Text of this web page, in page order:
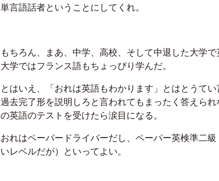
単言語話者ということにしてくれ。
もちろん、まあ、中学、高校、そして中退した大学で
大学ではフランス語もちょっぴり学んだ。
とはいえ、「おれは英語もわかります」とはとうて
過去完了形を説明しろと言われてもまったく答えら
の英語のテストを受けたら涙目になる。
おれはペーパードライバーだし、ペーパー英検準二
いレベルだが）といってよい。